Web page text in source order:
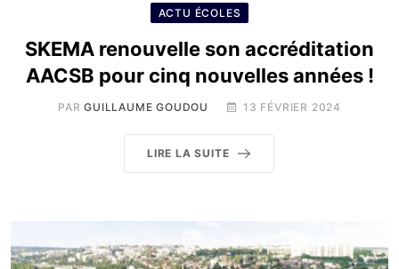
ACTU ÉCOLES
SKEMA renouvelle son accréditation
AACSB pour cinq nouvelles années !
PARGUILLAUME GOUDOU 13 FÉVRIER 2024
LIRE LA SUITE